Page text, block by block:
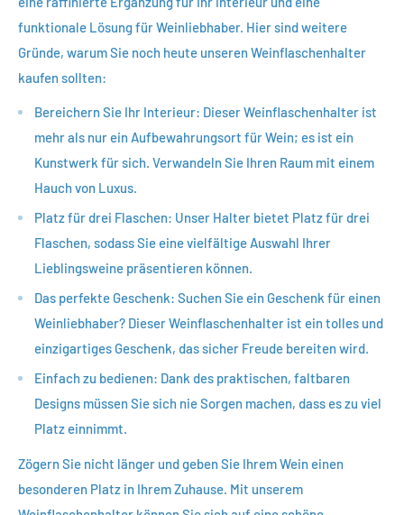
funktionale Lösung für Weinliebhaber. Hier sind weitere
Gründe, warum Sie noch heute unseren Weinflaschenhalter
kaufen sollten:
Bereichern Sie Ihr Interieur: Dieser Weinflaschenhalter ist
mehr als nur ein Aufbewahrungsort für Wein; es ist ein
Kunstwerk für sich. Verwandeln Sie Ihren Raum mit einem
Hauch von Luxus.
Platz für drei Flaschen: Unser Halter bietet Platz für drei
Flaschen, sodass Sie eine vielfältige Auswahl Ihrer
Lieblingsweine präsentieren können.
Das perfekte Geschenk: Suchen Sie ein Geschenk für einen
Weinliebhaber? Dieser Weinflaschenhalter ist ein tolles und
einzigartiges Geschenk, das sicher Freude bereiten wird.
Einfach zu bedienen: Dank des praktischen, faltbaren
Designs müssen Sie sich nie Sorgen machen, dass es zu viel
Platz einnimmt.
Zögern Sie nicht länger und geben Sie Ihrem Wein einen
besonderen Platz in Ihrem Zuhause. Mit unserem